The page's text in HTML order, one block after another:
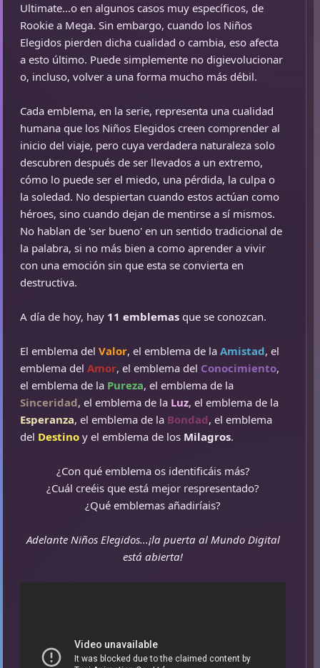
Ultimate...o en algunos casos muy específicos, de
Rookie a Mega. Sin embargo, cuando los Niños
Elegidos pierden dicha cualidad o cambia, eso afecta
a esto último. Puede simplemente no digievolucionar
o, incluso, volver a una forma mucho más débil.
Cada emblema, en la serie, representa una cualidad
humana que los Niños Elegidos creen comprender al
inicio del viaje, pero cuya verdadera naturaleza solo
descubren después de ser llevados a un extremo,
cómo lo puede ser el miedo, una pérdida, la culpa o
la soledad. No despiertan cuando estos actúan como
héroes, sino cuando dejan de mentirse a sí mismos.
No hablan de 'ser bueno' en un sentido tradicional de
la palabra, si no más bien a como aprender a vivir
con una emoción sin que esta se convierta en
destructiva.
A día de hoy, hay 11 emblemas que se conozcan.
El emblema del Valor, el emblema de la Amistad, el
emblema del Amor, el emblema del Conocimiento,
el emblema de la Pureza, el emblema de la
Sinceridad, el emblema de la Luz, el emblema de la
Esperanza, el emblema de la Bondad, el emblema
del Destino y el emblema de los Milagros.
¿Con qué emblema os identificáis más?
¿Cuál creéis que está mejor respresentado?
¿Qué emblemas añadiríais?
Adelante Niños Elegidos...¡la puerta al Mundo Digital
está abierta!